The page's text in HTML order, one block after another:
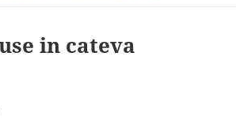
in cateva